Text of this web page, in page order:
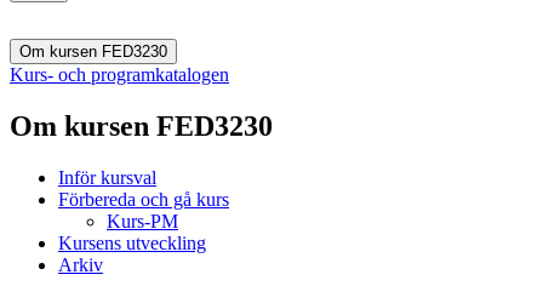
Om kursen FED3230
Kurs- och programkatalogen
Om kursen FED3230
Inför kursval
Förbereda och gå kurs
Kurs-PM
Kursens utveckling
Arkiv